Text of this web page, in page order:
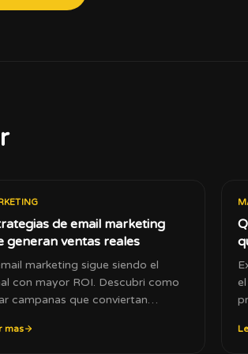
de email marketing
generan ventas reales
marketing sigue siendo el
con mayor ROI. Descubri como
campanas que conviertan
mas